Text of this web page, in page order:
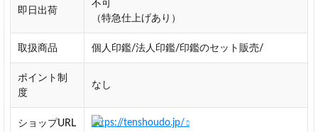
品
な
書
き
即日出荷
不可
（特急仕上げあり）
取扱商品 個人印鑑/法人印鑑/印鑑のセット販売/
ポイント制
度
なし
ショップURL https://tenshoudo.jp/